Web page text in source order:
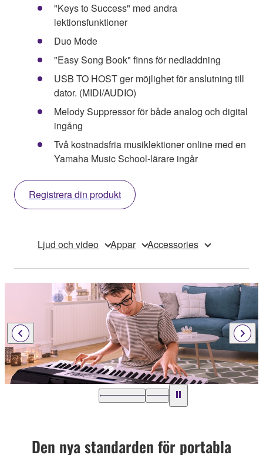
"Keys to Success" med andra
lektionsfunktioner
Duo Mode
"Easy Song Book" finns för nedladdning
USB TO HOST ger möjlighet för anslutning till
dator. (MIDI/AUDIO)
Melody Suppressor för både analog och digital
ingång
Två kostnadsfria musiklektioner online med en
Yamaha Music School-lärare ingår
Registrera din produkt
Ljud och video Appar Accessories
Den nya standarden för portabla